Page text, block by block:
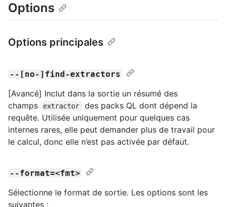
Options
Options principales
--[no-]find-extractors
[Avancé] Inclut dans la sortie un résumé des
champs
extractor
des packs QL dont dépend la
requête. Utilisée uniquement pour quelques cas
internes rares, elle peut demander plus de travail pour
le calcul, donc elle n’est pas activée par défaut.
--format=<fmt>
Sélectionne le format de sortie. Les options sont les
suivantes :